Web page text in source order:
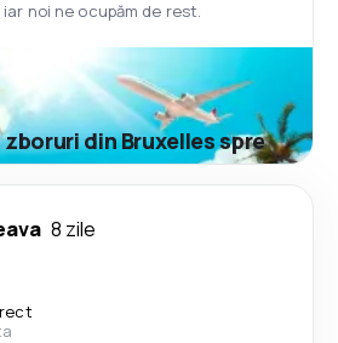
noi ne ocupăm de rest.
din Bruxelles spre
8 zile